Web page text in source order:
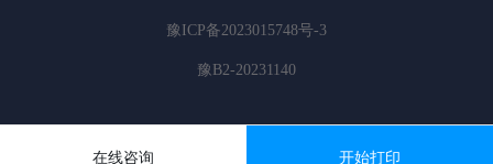
豫ICP备2023015748号-3
豫B2-20231140
在线咨询 开始打印